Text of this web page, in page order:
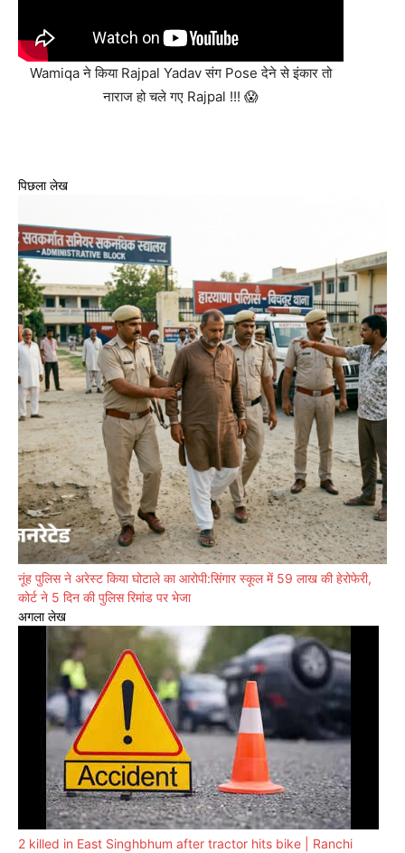
Wamiqa ने किया Rajpal Yadav संग Pose देने से इंकार तो
नाराज हो चले गए Rajpal !!! 😱
पिछला लेख
नूंह पुलिस ने अरेस्ट किया घोटाले का आरोपी:सिंगार स्कूल में 59 लाख की हेरोफेरी,
कोर्ट ने 5 दिन की पुलिस रिमांड पर भेजा
अगला लेख
2 killed in East Singhbhum after tractor hits bike | Ranchi